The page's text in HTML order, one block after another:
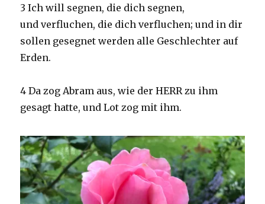
3 Ich will segnen, die dich segnen,
und verfluchen, die dich verfluchen; und in dir
sollen gesegnet werden alle Geschlechter auf
Erden.
4 Da zog Abram aus, wie der HERR zu ihm
gesagt hatte, und Lot zog mit ihm.